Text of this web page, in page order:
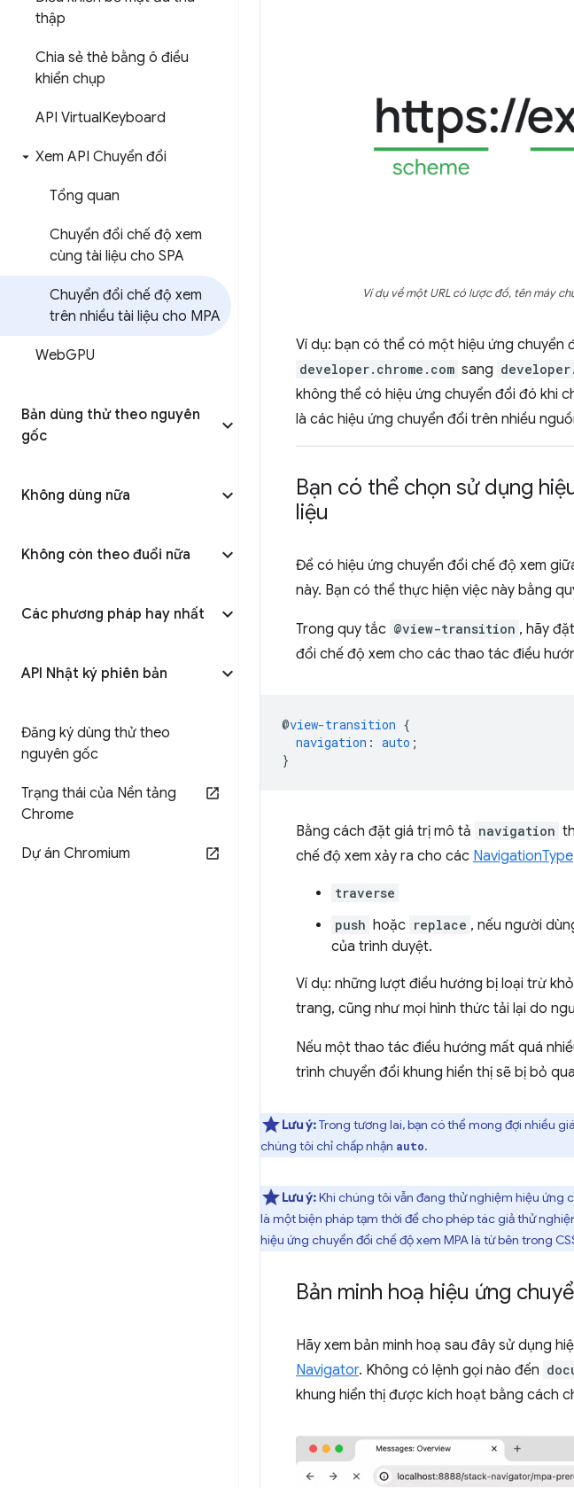
thập
Chia sẻ thẻ bằng ô điều
khiển chụp
API VirtualKeyboard
Xem API Chuyển đổi
Tổng quan
Chuyển đổi chế độ xem
cùng tài liệu cho SPA
Chuyển đổi chế độ xem
trên nhiều tài liệu cho MPA
WebGPU
Bản dùng thử theo nguyên
gốc
Không dùng nữa
Không còn theo đuổi nữa
Các phương pháp hay nhất
API Nhật ký phiên bản
Đăng ký dùng thử theo
nguyên gốc
Trạng thái của Nền tảng
Chrome
Dự án Chromium
Ví dụ về một URL có lược đồ, tên máy
Ví dụ: bạn có thể có một hiệu ứng chuyển
developer.chrome.com sang
không thể có hiệu ứng chuyển đổi đó khi
là các hiệu ứng chuyển đổi trên nhiều
Bạn có thể chọn sử dụng
liệu
Để có hiệu ứng chuyển đổi chế độ xem
này. Bạn có thể thực hiện việc này bằng
Trong quy tắc @view-transition , hãy
đổi chế độ xem cho các thao tác điều
@view-transition {
navigation : auto ;
}
Bằng cách đặt giá trị mô tả navigation
chế độ xem xảy ra cho các NavigationType
traverse
push hoặc replace , nếu người
của trình duyệt.
Ví dụ: những lượt điều hướng bị loại trừ
trang, cũng như mọi hình thức tải lại do
Nếu một thao tác điều hướng mất quá
trình chuyển đổi khung hiển thị sẽ bị bỏ
Lưu ý:Trong tương lai, bạn có thể mong đợi nhiều
chúng tôi chỉ chấp nhận auto.
Lưu ý:Khi chúng tôi vẫn đang thử nghiệm hiệu ứng
là một biện pháp tạm thời để cho phép tác giả thử
hiệu ứng chuyển đổi chế độ xem MPA là từ bên trong
Bản minh hoạ hiệu ứng
Hãy xem bản minh hoạ sau đây sử dụng
Navigator. Không có lệnh gọi nào đến
khung hiển thị được kích hoạt bằng cách